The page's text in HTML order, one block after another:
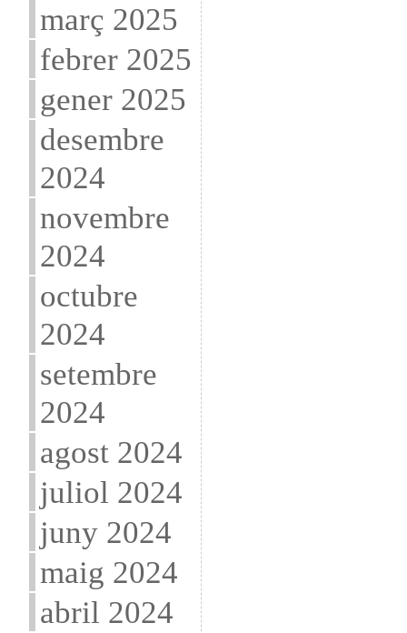
març 2025
febrer 2025
gener 2025
desembre
2024
novembre
2024
octubre
2024
setembre
2024
agost 2024
juliol 2024
juny 2024
maig 2024
abril 2024